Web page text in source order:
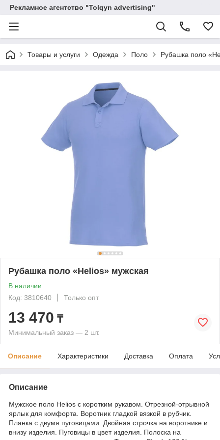
Рекламное агентство "Tolqyn advertising"
Товары и услуги Одежда Поло Рубашка поло
Рубашка поло «Helios» мужская
В наличии
Код: 3810640
Только опт
13 470 ₸
Минимальный заказ — 2 шт.
Описание Характеристики Доставка Оплата
Описание
Мужское поло Helios с коротким рукавом. Отрезной-отрывной
ярлык для комфорта. Воротник гладкой вязкой в рубчик.
Планка с двумя пуговицами. Двойная строчка на воротнике и
внизу изделия. Пуговицы в цвет изделия. Полоска на